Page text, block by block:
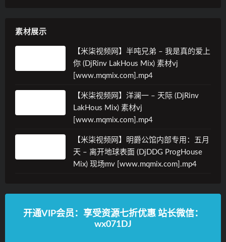
素材展示
【米柒视频网】半吨兄弟 – 我是真的爱上
你 (DjRinv LakHous Mix) 素材vj
[www.mqmix.com].mp4
【米柒视频网】洋澜一 – 天际 (DjRinv
LakHous Mix) 素材vj
[www.mqmix.com].mp4
【米柒视频网】明爵公馆内部专用：五月
天 – 离开地球表面 (DjDDG ProgHouse
Mix) 现场mv [www.mqmix.com].mp4
开通VIP会员：享受资源七折优惠 站长微信：
wx071DJ